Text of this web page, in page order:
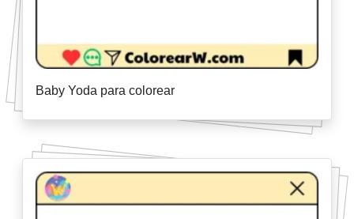
Baby Yoda para colorear